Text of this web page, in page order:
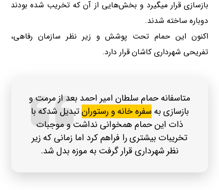
بازسازی قرار میگیرد و بخش‌هایی از آن که تخریب شده بودند
دوباره ساخته شدند.
اکنون این حمام تحت پوشش و زیر نظر سازمان رفاهی،
تفریحی شهرداری کاشان قرار دارد.
متاسفانه حمام سلطان امیر احمد بعد از مرمت و
بازسازی بهسفره خانه و رستورانتبدیل شدکه با
ذات این حمام همخوانی نداشت و موجبات
تخریبات بیشتری را فراهم کرد اما زمانی که زیر
نظر شهرداری قرار گرفت به موزه بدل شد.